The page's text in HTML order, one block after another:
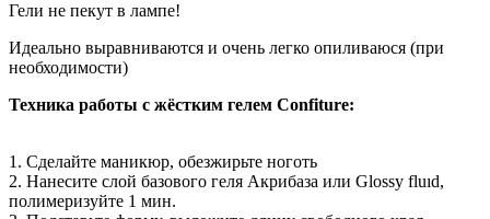
Гели не пекут в лампе!
Идеально выравниваются и очень легко опиливаюся (при
необходимости)
Техника работы с жёстким гелем Confiture:
1. Сделайте маникюр, обезжирьте ноготь
2. Нанесите слой базового геля Акрибаза или Glossy fluıd,
полимеризуйте 1 мин.